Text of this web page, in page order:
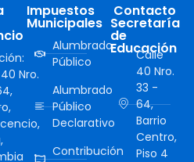
Nro.
Impuestos
Municipales
Alumbrado
Público
Alumbrado
Público
Declarativo
Contribución
Contacto
Secretaría
de
Educación
Calle
40 Nro.
33 -
64,
Barrio
Centro,
Piso 4